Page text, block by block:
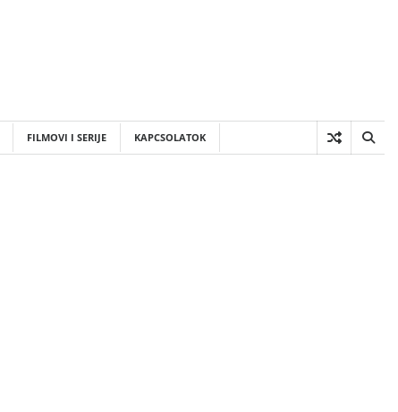
FILMOVI I SERIJE KAPCSOLATOK